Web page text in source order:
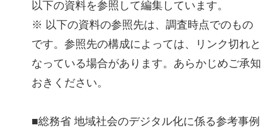
以下の資料を参照して編集しています。
※ 以下の資料の参照先は、調査時点でのもの
です。参照先の構成によっては、リンク切れと
なっている場合があります。あらかじめご承知
おきください。
■総務省 地域社会のデジタル化に係る参考事例